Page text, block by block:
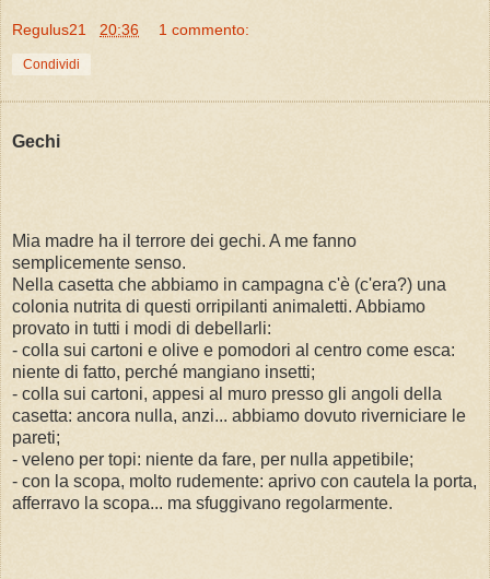
Regulus21 20:36 1 commento:
Condividi
Gechi
Mia madre ha il terrore dei gechi. A me fanno
semplicemente senso.
Nella casetta che abbiamo in campagna c'è (c'era?) una
colonia nutrita di questi orripilanti animaletti. Abbiamo
provato in tutti i modi di debellarli:
- colla sui cartoni e olive e pomodori al centro come esca:
niente di fatto, perché mangiano insetti;
- colla sui cartoni, appesi al muro presso gli angoli della
casetta: ancora nulla, anzi... abbiamo dovuto riverniciare le
pareti;
- veleno per topi: niente da fare, per nulla appetibile;
- con la scopa, molto rudemente: aprivo con cautela la porta,
afferravo la scopa... ma sfuggivano regolarmente.